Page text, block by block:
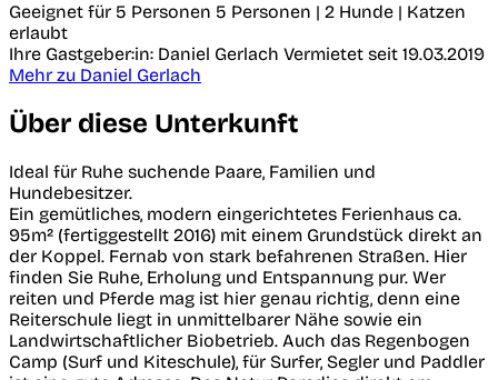
Geeignet für 5 Personen 5 Personen | 2 Hunde | Katzen
erlaubt
Ihre Gastgeber:in: Daniel Gerlach Vermietet seit 19.03.2019
Mehr zu Daniel Gerlach
Über diese Unterkunft
Ideal für Ruhe suchende Paare, Familien und
Hundebesitzer.
Ein gemütliches, modern eingerichtetes Ferienhaus ca.
95m² (fertiggestellt 2016) mit einem Grundstück direkt an
der Koppel. Fernab von stark befahrenen Straßen. Hier
finden Sie Ruhe, Erholung und Entspannung pur. Wer
reiten und Pferde mag ist hier genau richtig, denn eine
Reiterschule liegt in unmittelbarer Nähe sowie ein
Landwirtschaftlicher Biobetrieb. Auch das Regenbogen
Camp (Surf und Kiteschule), für Surfer, Segler und Paddler